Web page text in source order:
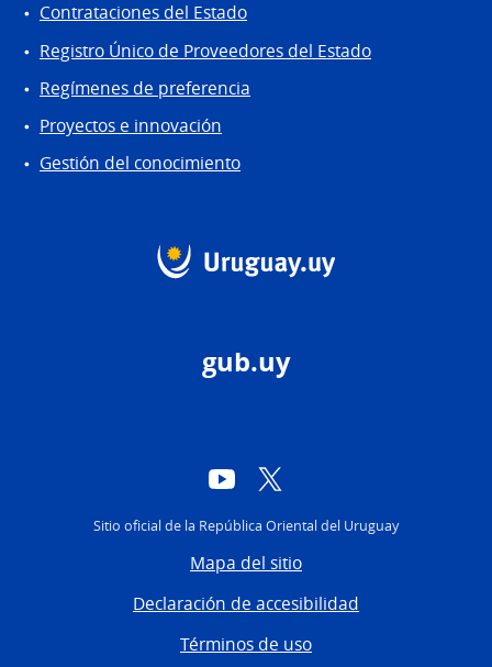
Contrataciones del Estado
Registro Único de Proveedores del Estado
Regímenes de preferencia
Proyectos e innovación
Gestión del conocimiento
gub.uy
YouTube
Sitio oficial de la República Oriental del Uruguay
Mapa del sitio
Declaración de accesibilidad
Términos de uso